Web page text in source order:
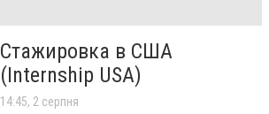
Стажировка в США
(Internship USA)
14:45, 2 серпня